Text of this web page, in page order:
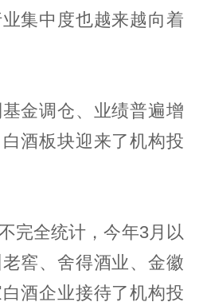
集中度也越来越向着
金调仓、业绩普遍增
酒板块迎来了机构投
完全统计，今年3月以
窖、舍得酒业、金徽
酒企业接待了机构投